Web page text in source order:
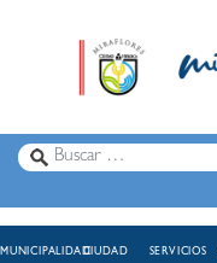
MUNICIPALIDADCIUDAD SERVICIOS